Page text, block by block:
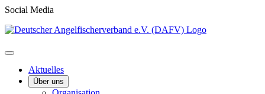
Social Media
Aktuelles
Über uns